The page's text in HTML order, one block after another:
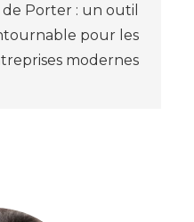
Porter : un outil
pour les
modernes